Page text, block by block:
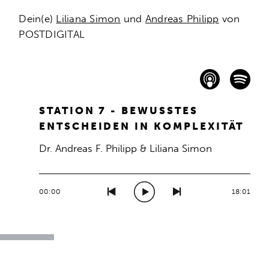
Dein(e) Liliana Simon und Andreas Philipp von
POSTDIGITAL
STATION 7 - BEWUSSTES
ENTSCHEIDEN IN KOMPLEXITÄT
Dr. Andreas F. Philipp & Liliana Simon
00:00 18:01